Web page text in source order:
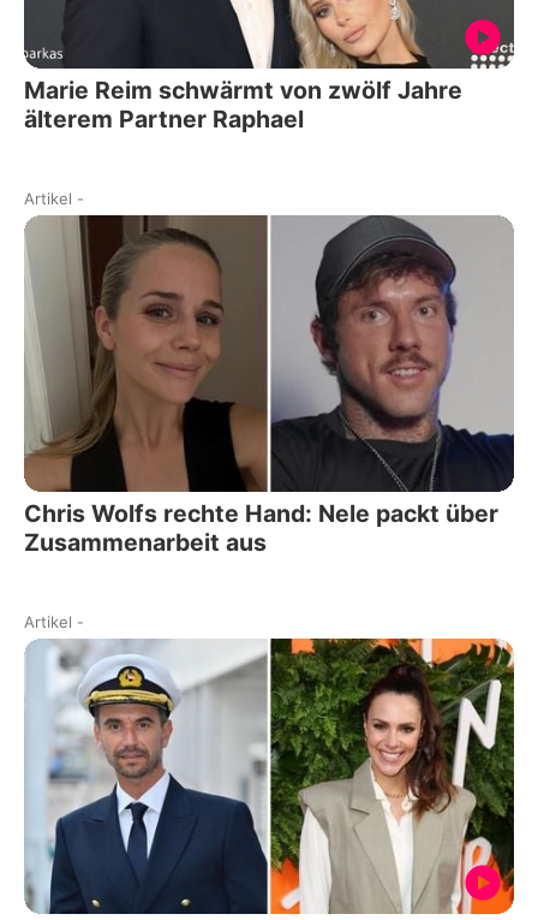
Marie Reim schwärmt von zwölf Jahre
älterem Partner Raphael
Artikel -
Chris Wolfs rechte Hand: Nele packt über
Zusammenarbeit aus
Artikel -